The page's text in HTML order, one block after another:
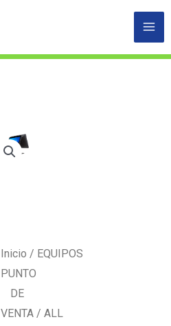
Inicio / EQUIPOS
PUNTO
DE
VENTA / ALL